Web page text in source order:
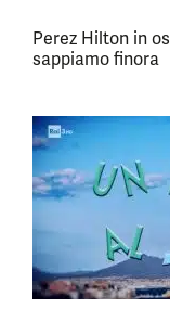
Perez Hilton in
sappiamo finora